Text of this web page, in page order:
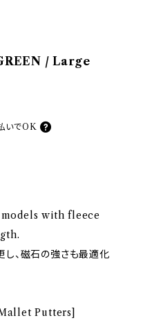
/ Large
いでOK
with fleece
、磁石の強さも最適化
Putters]